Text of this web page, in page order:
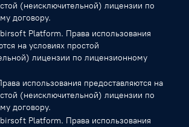
(неисключительной) лицензии по
договору.
Platform. Права использования
на условиях простой
лицензии по лицензионному
использования предоставляются на
(неисключительной) лицензии по
договору.
Platform. Права использования